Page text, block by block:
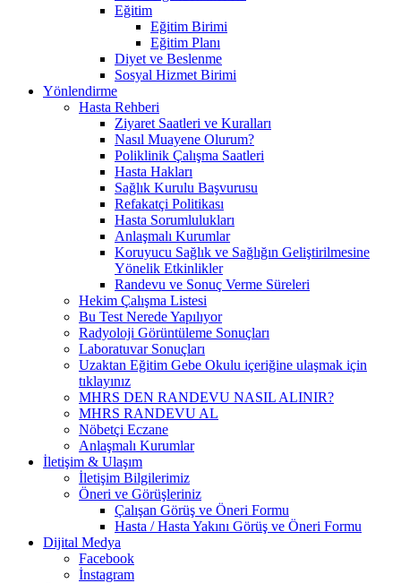
Eğitim
Eğitim Birimi
Eğitim Planı
Diyet ve Beslenme
Sosyal Hizmet Birimi
Yönlendirme
Hasta Rehberi
Ziyaret Saatleri ve Kuralları
Nasıl Muayene Olurum?
Poliklinik Çalışma Saatleri
Hasta Hakları
Sağlık Kurulu Başvurusu
Refakatçi Politikası
Hasta Sorumlulukları
Anlaşmalı Kurumlar
Koruyucu Sağlık ve Sağlığın Geliştirilmesine
Yönelik Etkinlikler
Randevu ve Sonuç Verme Süreleri
Hekim Çalışma Listesi
Bu Test Nerede Yapılıyor
Radyoloji Görüntüleme Sonuçları
Laboratuvar Sonuçları
Uzaktan Eğitim Gebe Okulu içeriğine ulaşmak için
tıklayınız
MHRS DEN RANDEVU NASIL ALINIR?
MHRS RANDEVU AL
Nöbetçi Eczane
Anlaşmalı Kurumlar
İletişim & Ulaşım
İletişim Bilgilerimiz
Öneri ve Görüşleriniz
Çalışan Görüş ve Öneri Formu
Hasta / Hasta Yakını Görüş ve Öneri Formu
Dijital Medya
Facebook
İnstagram